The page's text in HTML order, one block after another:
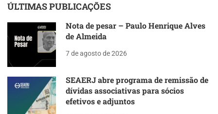
ÚLTIMAS PUBLICAÇÕES
Nota de pesar – Paulo Henrique Alves
de Almeida
7 de agosto de 2026
SEAERJ abre programa de remissão de
dívidas associativas para sócios
efetivos e adjuntos